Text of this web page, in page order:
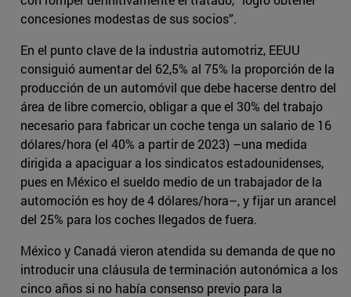
concesiones modestas de sus socios”.
En el punto clave de la industria automotriz, EEUU
consiguió aumentar del 62,5% al 75% la proporción de la
producción de un automóvil que debe hacerse dentro del
área de libre comercio, obligar a que el 30% del trabajo
necesario para fabricar un coche tenga un salario de 16
dólares/hora (el 40% a partir de 2023) –una medida
dirigida a apaciguar a los sindicatos estadounidenses,
pues en México el sueldo medio de un trabajador de la
automoción es hoy de 4 dólares/hora–, y fijar un arancel
del 25% para los coches llegados de fuera.
México y Canadá vieron atendida su demanda de que no
introducir una cláusula de terminación autonómica a los
cinco años si no había consenso previo para la